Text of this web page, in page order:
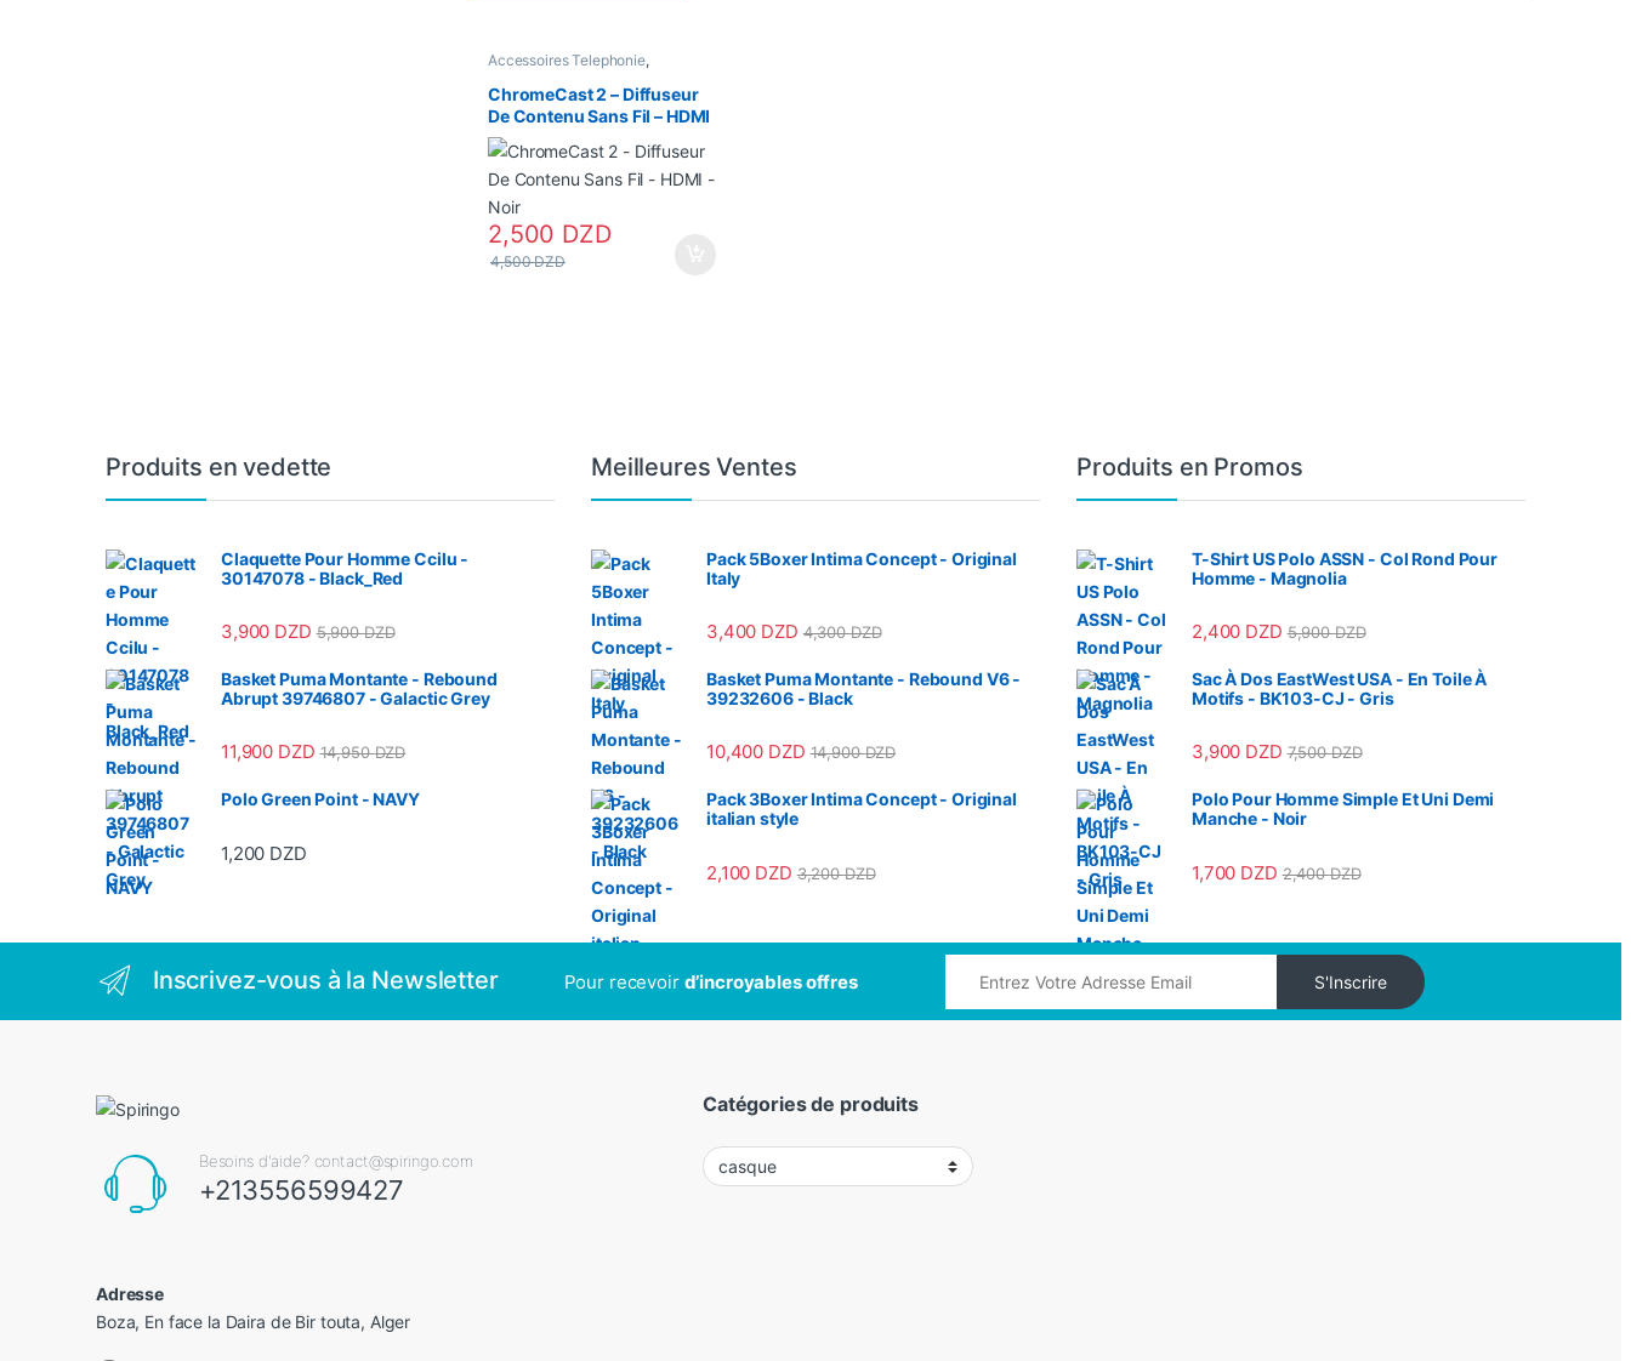
Accessoires Telephonie,
ChromeCast 2 – Diffuseur
De Contenu Sans Fil – HDMI
– Noir
2,500 DZD
4,500DZD
Produits en vedette
Claquette Pour Homme Ccilu -
30147078 - Black_Red
3,900 DZD 5,900DZD
Basket Puma Montante - Rebound
Abrupt 39746807 - Galactic Grey
11,900 DZD 14,950DZD
Polo Green Point - NAVY
1,200 DZD
Meilleures Ventes
Pack 5Boxer Intima Concept - Original
Italy
3,400 DZD 4,300DZD
Basket Puma Montante - Rebound V6 -
39232606 - Black
10,400 DZD 14,900DZD
Pack 3Boxer Intima Concept - Original
italian style
2,100 DZD 3,200DZD
Produits en Promos
T-Shirt US Polo ASSN - Col Rond Pour
Homme - Magnolia
2,400 DZD 5,900DZD
Sac À Dos EastWest USA - En Toile À
Motifs - BK103-CJ - Gris
3,900 DZD 7,500DZD
Polo Pour Homme Simple Et Uni Demi
Manche - Noir
1,700 DZD 2,400DZD
Inscrivez-vous à la Newsletter Pour recevoir d’incroyables offres S'Inscrire
Besoins d'aide? contact@spiringo.com
+213556599427
Adresse
Boza, En face la Daira de Bir touta, Alger
Catégories de produits